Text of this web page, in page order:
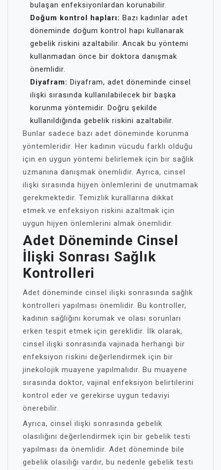
bulaşan enfeksiyonlardan korunabilir.
Doğum kontrol hapları: Bazı kadınlar adet
döneminde doğum kontrol hapı kullanarak
gebelik riskini azaltabilir. Ancak bu yöntemi
kullanmadan önce bir doktora danışmak
önemlidir.
Diyafram: Diyafram, adet döneminde cinsel
ilişki sırasında kullanılabilecek bir başka
korunma yöntemidir. Doğru şekilde
kullanıldığında gebelik riskini azaltabilir.
Bunlar sadece bazı adet döneminde korunma
yöntemleridir. Her kadının vücudu farklı olduğu
için en uygun yöntemi belirlemek için bir sağlık
uzmanına danışmak önemlidir. Ayrıca, cinsel
ilişki sırasında hijyen önlemlerini de unutmamak
gerekmektedir. Temizlik kurallarına dikkat
etmek ve enfeksiyon riskini azaltmak için
uygun hijyen önlemlerini almak önemlidir.
Adet Döneminde Cinsel
İlişki Sonrası Sağlık
Kontrolleri
Adet döneminde cinsel ilişki sonrasında sağlık
kontrolleri yapılması önemlidir. Bu kontroller,
kadının sağlığını korumak ve olası sorunları
erken tespit etmek için gereklidir. İlk olarak,
cinsel ilişki sonrasında vajinada herhangi bir
enfeksiyon riskini değerlendirmek için bir
jinekolojik muayene yapılmalıdır. Bu muayene
sırasında doktor, vajinal enfeksiyon belirtilerini
kontrol eder ve gerekirse uygun tedaviyi
önerebilir.
Ayrıca, cinsel ilişki sonrasında gebelik
olasılığını değerlendirmek için bir gebelik testi
yapılması da önemlidir. Adet döneminde bile
gebelik olasılığı vardır, bu nedenle gebelik testi